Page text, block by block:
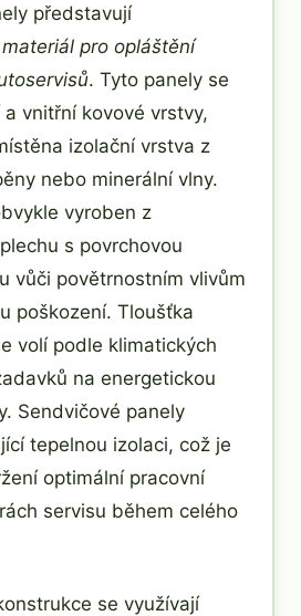
představují
pro opláštění
. Tyto panely se
vnitřní kovové vrstvy,
izolační vrstva z
nebo minerální vlny.
vyroben z
s povrchovou
vůči povětrnostním vlivům
poškození. Tloušťka
volí podle klimatických
na energetickou
Sendvičové panely
tepelnou izolaci, což je
optimální pracovní
servisu během celého
se využívají